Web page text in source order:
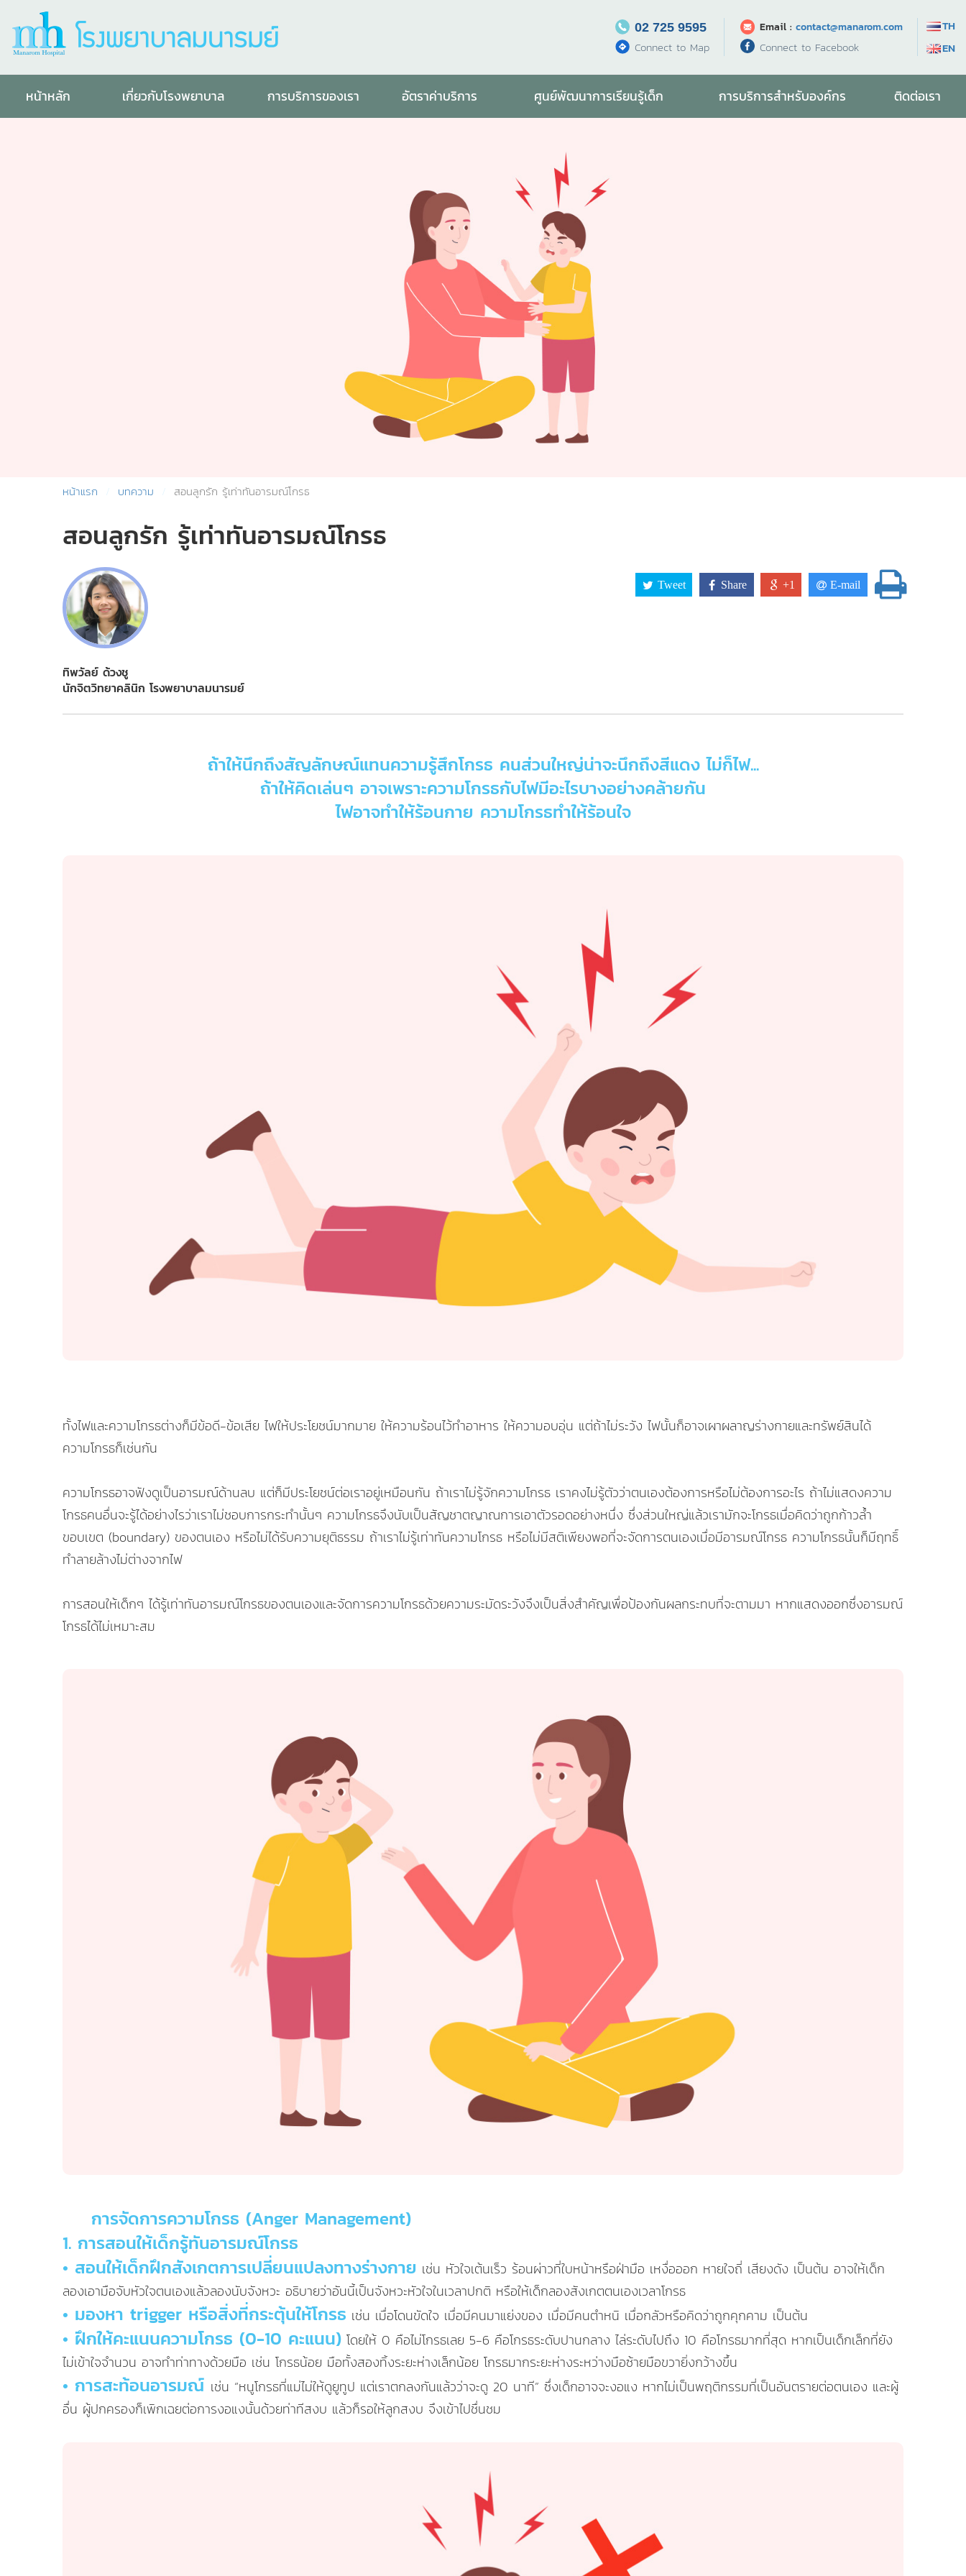
TH
EN
Email : contact@manarom.com
Connect to Facebook
02 725 9595
Connect to Map
หน้าหลัก เกี่ยวกับโรงพยาบาล การบริการของเรา อัตราค่าบริการ ศูนย์พัฒนาการเรียนรู้เด็ก การบริการสำหรับองค์กร ติดต่อเรา
หน้าแรก บทความ สอนลูกรัก รู้เท่าทันอารมณ์โกรธ
สอนลูกรัก รู้เท่าทันอารมณ์โกรธ
ทิพวัลย์ ด้วงชู
นักจิตวิทยาคลินิก โรงพยาบาลมนารมย์
Tweet Share +1 E-mail
ถ้าให้นึกถึงสัญลักษณ์แทนความรู้สึกโกรธ คนส่วนใหญ่น่าจะนึกถึงสีแดง ไม่ก็ไฟ...
ถ้าให้คิดเล่นๆ อาจเพราะความโกรธกับไฟมีอะไรบางอย่างคล้ายกัน
ไฟอาจทำให้ร้อนกาย ความโกรธทำให้ร้อนใจ
ทั้งไฟและความโกรธต่างก็มีข้อดี-ข้อเสีย ไฟให้ประโยชน์มากมาย ให้ความร้อนไว้ทำอาหาร ให้ความอบอุ่น แต่ถ้าไม่ระวัง ไฟนั้นก็อาจเผาผลาญร่างกายและทรัพย์สินได้
ความโกรธก็เช่นกัน
ความโกรธอาจฟังดูเป็นอารมณ์ด้านลบ แต่ก็มีประโยชน์ต่อเราอยู่เหมือนกัน ถ้าเราไม่รู้จักความโกรธ เราคงไม่รู้ตัวว่าตนเองต้องการหรือไม่ต้องการอะไร ถ้าไม่แสดงความ
โกรธคนอื่นจะรู้ได้อย่างไรว่าเราไม่ชอบการกระทำนั้นๆ ความโกรธจึงนับเป็นสัญชาตญาณการเอาตัวรอดอย่างหนึ่ง ซึ่งส่วนใหญ่แล้วเรามักจะโกรธเมื่อคิดว่าถูกก้าวล้ำ
ขอบเขต (boundary) ของตนเอง หรือไม่ได้รับความยุติธรรม ถ้าเราไม่รู้เท่าทันความโกรธ หรือไม่มีสติเพียงพอที่จะจัดการตนเองเมื่อมีอารมณ์โกรธ ความโกรธนั้นก็มีฤทธิ์
ทำลายล้างไม่ต่างจากไฟ
การสอนให้เด็กๆ ได้รู้เท่าทันอารมณ์โกรธของตนเองและจัดการความโกรธด้วยความระมัดระวังจึงเป็นสิ่งสำคัญเพื่อป้องกันผลกระทบที่จะตามมา หากแสดงออกซึ่งอารมณ์
โกรธได้ไม่เหมาะสม
การจัดการความโกรธ (Anger Management)
1. การสอนให้เด็กรู้ทันอารมณ์โกรธ
• สอนให้เด็กฝึกสังเกตการเปลี่ยนแปลงทางร่างกาย เช่น หัวใจเต้นเร็ว ร้อนผ่าวที่ใบหน้าหรือฝ่ามือ เหงื่อออก หายใจถี่ เสียงดัง เป็นต้น อาจให้เด็ก
ลองเอามือจับหัวใจตนเองแล้วลองนับจังหวะ อธิบายว่าอันนี้เป็นจังหวะหัวใจในเวลาปกติ หรือให้เด็กลองสังเกตตนเองเวลาโกรธ
• มองหา trigger หรือสิ่งที่กระตุ้นให้โกรธ เช่น เมื่อโดนขัดใจ เมื่อมีคนมาแย่งของ เมื่อมีคนตำหนิ เมื่อกลัวหรือคิดว่าถูกคุกคาม เป็นต้น
• ฝึกให้คะแนนความโกรธ (0-10 คะแนน) โดยให้ 0 คือไม่โกรธเลย 5-6 คือโกรธระดับปานกลาง ไล่ระดับไปถึง 10 คือโกรธมากที่สุด หากเป็นเด็กเล็กที่ยัง
ไม่เข้าใจจำนวน อาจทำท่าทางด้วยมือ เช่น โกรธน้อย มือทั้งสองทิ้งระยะห่างเล็กน้อย โกรธมากระยะห่างระหว่างมือซ้ายมือขวายิ่งกว้างขึ้น
• การสะท้อนอารมณ์ เช่น “หนูโกรธที่แม่ไม่ให้ดูยูทูป แต่เราตกลงกันแล้วว่าจะดู 20 นาที” ซึ่งเด็กอาจจะงอแง หากไม่เป็นพฤติกรรมที่เป็นอันตรายต่อตนเอง และผู้
อื่น ผู้ปกครองก็เพิกเฉยต่อการงอแงนั้นด้วยท่าทีสงบ แล้วก็รอให้ลูกสงบ จึงเข้าไปชื่นชม